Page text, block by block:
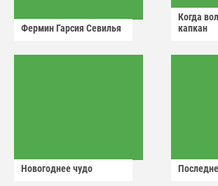
Фермин Гарсия Севилья
Когда
капкан
Новогоднее чудо